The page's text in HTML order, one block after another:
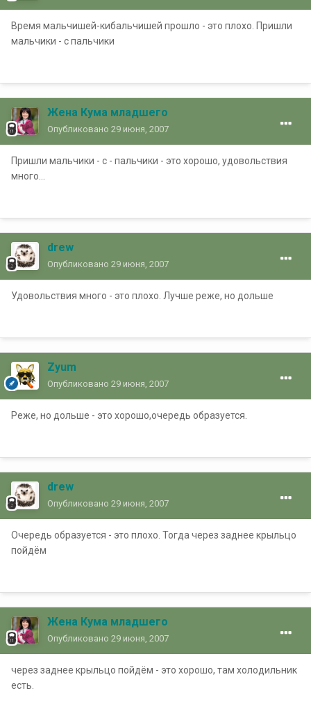
Время мальчишей-кибальчишей прошло - это плохо. Пришли
мальчики - с пальчики
Жена Кума младшего
Опубликовано 29 июня, 2007
Пришли мальчики - с - пальчики - это хорошо, удовольствия
много...
drew
Опубликовано 29 июня, 2007
Удовольствия много - это плохо. Лучше реже, но дольше
Zyum
Опубликовано 29 июня, 2007
Реже, но дольше - это хорошо,очередь образуется.
drew
Опубликовано 29 июня, 2007
Очередь образуется - это плохо. Тогда через заднее крыльцо
пойдём
Жена Кума младшего
Опубликовано 29 июня, 2007
через заднее крыльцо пойдём - это хорошо, там холодильник
есть.